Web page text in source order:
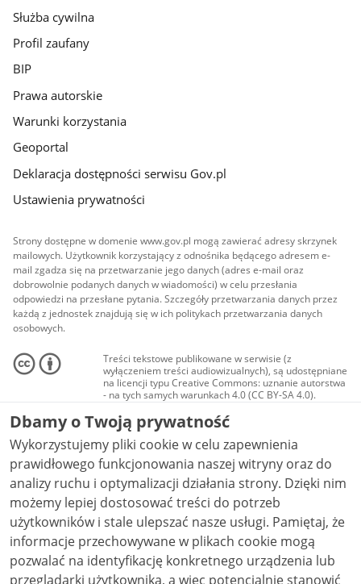
Służba cywilna
Profil zaufany
BIP
Prawa autorskie
Warunki korzystania
Geoportal
Deklaracja dostępności serwisu Gov.pl
Ustawienia prywatności
Strony dostępne w domenie www.gov.pl mogą zawierać adresy skrzynek
mailowych. Użytkownik korzystający z odnośnika będącego adresem e-
mail zgadza się na przetwarzanie jego danych (adres e-mail oraz
dobrowolnie podanych danych w wiadomości) w celu przesłania
odpowiedzi na przesłane pytania. Szczegóły przetwarzania danych przez
każdą z jednostek znajdują się w ich politykach przetwarzania danych
osobowych.
Treści tekstowe publikowane w serwisie (z
wyłączeniem treści audiowizualnych), są udostępniane
na licencji typu Creative Commons: uznanie autorstwa
- na tych samych warunkach 4.0 (CC BY-SA 4.0).
Materiały audiowizualne, w tym zdjęcia, materiały
audio i wideo, są udostępniane na licencji typu
Creative Commons: uznanie autorstwa użycie
niekomercyjne - bez utworów zależnych 4.0 (CC BY-
NC-ND 4.0), o ile nie jest to stwierdzone inaczej.
Dbamy o Twoją prywatność
Wykorzystujemy pliki cookie w celu zapewnienia
prawidłowego funkcjonowania naszej witryny oraz do
analizy ruchu i optymalizacji działania strony. Dzięki nim
możemy lepiej dostosować treści do potrzeb
użytkowników i stale ulepszać nasze usługi. Pamiętaj, że
informacje przechowywane w plikach cookie mogą
pozwalać na identyfikację konkretnego urządzenia lub
przeglądarki użytkownika, a więc potencjalnie stanowić